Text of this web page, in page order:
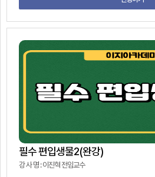
필수 편입생물2(완강)
강 사 명 : 이진혁 전임교수